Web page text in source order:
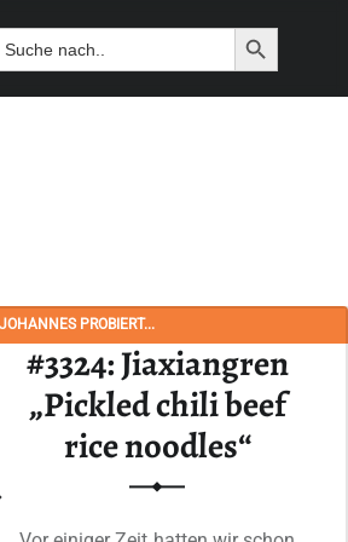
for:
Search
JOHANNES PROBIERT...
#3324: Jiaxiangren
„Pickled chili beef
rice noodles“